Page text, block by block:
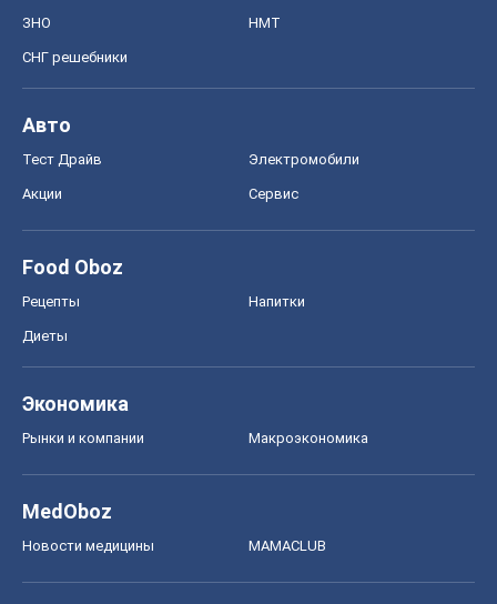
ЗНО НМТ
СНГ решебники
Авто
Тест Драйв Электромобили
Акции Сервис
Food Oboz
Рецепты Напитки
Диеты
Экономика
Рынки и компании Mакроэкономика
MedOboz
Новости медицины MAMACLUB